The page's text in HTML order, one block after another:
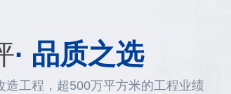
· 品质之选
造工程，超500万平方米的工程业绩